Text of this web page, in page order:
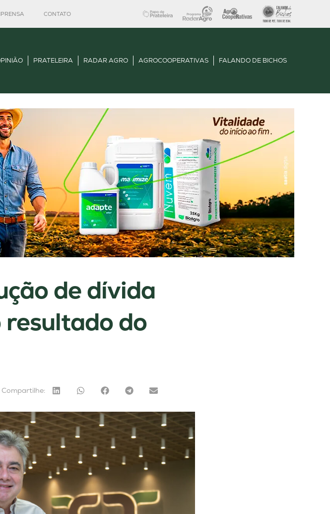
CONTATO
PRATELEIRA RADAR AGRO AGROCOOPERATIVAS FALANDO DE BICHOS
de dívida
resultado do
Compartilhe: